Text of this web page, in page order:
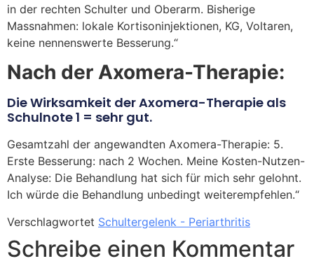
in der rechten Schulter und Oberarm. Bisherige
Massnahmen: lokale Kortisoninjektionen, KG, Voltaren,
keine nennenswerte Besserung.“
Nach der Axomera-Therapie:
Die Wirksamkeit der Axomera-Therapie als
Schulnote 1 = sehr gut.
Gesamtzahl der angewandten Axomera-Therapie: 5.
Erste Besserung: nach 2 Wochen. Meine Kosten-Nutzen-
Analyse: Die Behandlung hat sich für mich sehr gelohnt.
Ich würde die Behandlung unbedingt weiterempfehlen.“
Verschlagwortet Schultergelenk - Periarthritis
Schreibe einen Kommentar